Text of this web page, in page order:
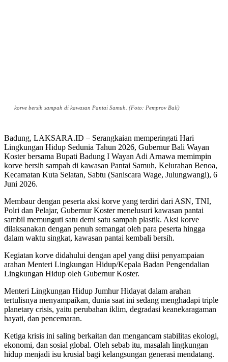
korve bersih sampah di kawasan Pantai Samuh. (Foto: Pemprov Bali)
Badung, LAKSARA.ID – Serangkaian memperingati Hari
Lingkungan Hidup Sedunia Tahun 2026, Gubernur Bali Wayan
Koster bersama Bupati Badung I Wayan Adi Arnawa memimpin
korve bersih sampah di kawasan Pantai Samuh, Kelurahan Benoa,
Kecamatan Kuta Selatan, Sabtu (Saniscara Wage, Julungwangi), 6
Juni 2026.
Membaur dengan peserta aksi korve yang terdiri dari ASN, TNI,
Polri dan Pelajar, Gubernur Koster menelusuri kawasan pantai
sambil memunguti satu demi satu sampah plastik. Aksi korve
dilaksanakan dengan penuh semangat oleh para peserta hingga
dalam waktu singkat, kawasan pantai kembali bersih.
Kegiatan korve didahului dengan apel yang diisi penyampaian
arahan Menteri Lingkungan Hidup/Kepala Badan Pengendalian
Lingkungan Hidup oleh Gubernur Koster.
Menteri Lingkungan Hidup Jumhur Hidayat dalam arahan
tertulisnya menyampaikan, dunia saat ini sedang menghadapi triple
planetary crisis, yaitu perubahan iklim, degradasi keanekaragaman
hayati, dan pencemaran.
Ketiga krisis ini saling berkaitan dan mengancam stabilitas ekologi,
ekonomi, dan sosial global. Oleh sebab itu, masalah lingkungan
hidup menjadi isu krusial bagi kelangsungan generasi mendatang.